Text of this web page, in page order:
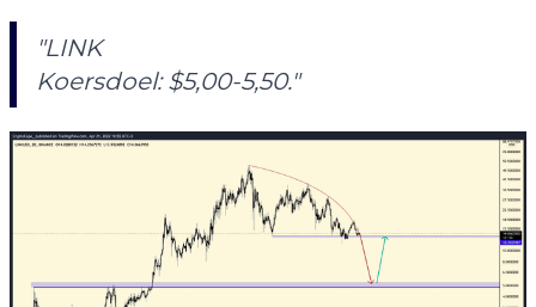
"LINK
Koersdoel: $5,00-5,50."